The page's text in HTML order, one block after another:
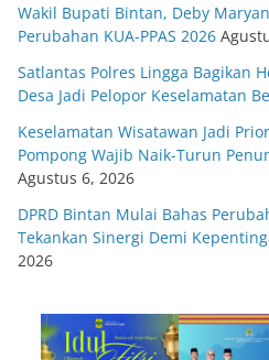
Wakil Bupati Bintan, Deby
Perubahan KUA-PPAS 2026
Satlantas Polres Lingga Bagikan
Desa Jadi Pelopor Keselamatan
Keselamatan Wisatawan Jadi
Pompong Wajib Naik-Turun
Agustus 6, 2026
DPRD Bintan Mulai Bahas
Tekankan Sinergi Demi
2026